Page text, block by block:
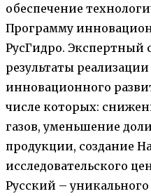
обеспечение
Программу
РусГидро. Экспертный
результаты
инновационного
числе которых:
газов, уменьшение
продукции, создание
исследовательского
Русский – уникального